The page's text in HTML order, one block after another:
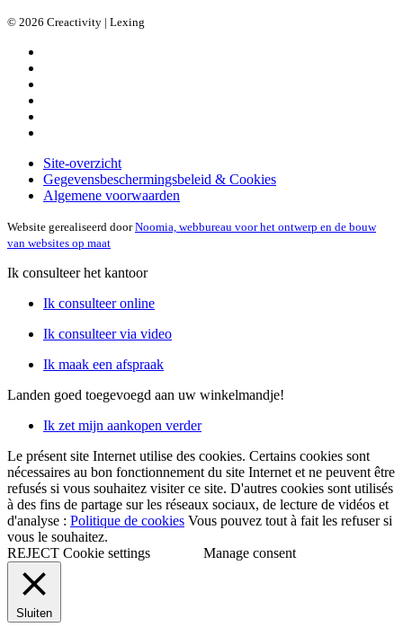
© 2026 Creactivity | Lexing
Site-overzicht
Gegevensbeschermingsbeleid & Cookies
Algemene voorwaarden
Website gerealiseerd doorNoomia, webbureau voor het ontwerp en de bouw
van websites op maat
Ik consulteer het kantoor
Ik consulteer online
Ik consulteer via video
Ik maak een afspraak
Landen goed toegevoegd aan uw winkelmandje!
Ik zet mijn aankopen verder
Le présent site Internet utilise des cookies. Certains cookies sont
nécessaires au bon fonctionnement du site Internet et ne peuvent être
refusés si vous souhaitez visiter ce site. D'autres cookies sont utilisés
à des fins de partage sur les réseaux sociaux, de lecture de vidéos et
d'analyse : Politique de cookies Vous pouvez tout à fait les refuser si
vous le souhaitez.
REJECT Cookie settings Manage consent
Sluiten